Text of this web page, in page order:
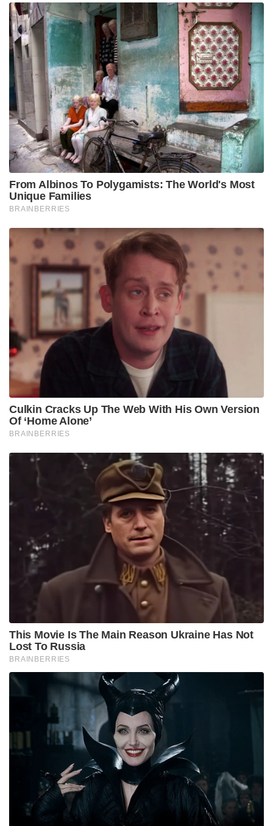
From Albinos To Polygamists: The World's Most
Unique Families
BRAINBERRIES
Culkin Cracks Up The Web With His Own Version
Of ‘Home Alone’
BRAINBERRIES
This Movie Is The Main Reason Ukraine Has Not
Lost To Russia
BRAINBERRIES